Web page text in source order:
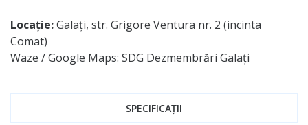
Locație:Galați, str. Grigore Ventura nr. 2 (incinta
Comat)
Waze / Google Maps: SDG Dezmembrări Galați
SPECIFICAȚII